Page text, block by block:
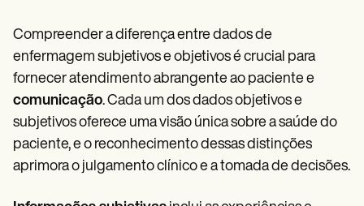
Compreender a diferença entre dados de
enfermagem subjetivos e objetivos é crucial para
fornecer atendimento abrangente ao paciente e
comunicação. Cada um dos dados objetivos e
subjetivos oferece uma visão única sobre a saúde do
paciente, e o reconhecimento dessas distinções
aprimora o julgamento clínico e a tomada de decisões.